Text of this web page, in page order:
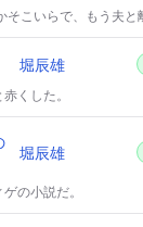
堀辰雄
くした。
堀辰雄
の小説だ。